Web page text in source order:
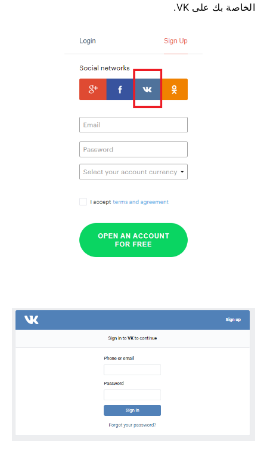
الخاصة بك على VK.